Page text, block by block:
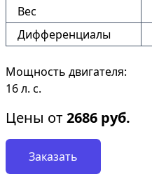
Вес
Дифференциалы
Мощность двигателя:
16 л. с.
Цены от2686 руб.
Заказать